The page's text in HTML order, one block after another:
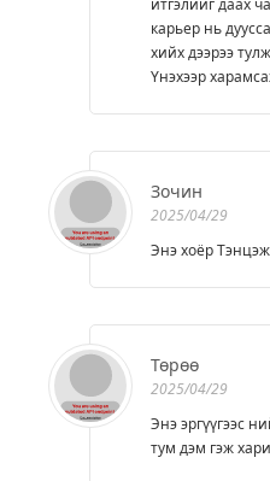
карьер нь
хийх дээрээ
Үнэхээр
Зочин
2025/04/29
Энэ хоёр
Төрөө
2025/04/29
Энэ эргүүгээс
тум дэм гэж